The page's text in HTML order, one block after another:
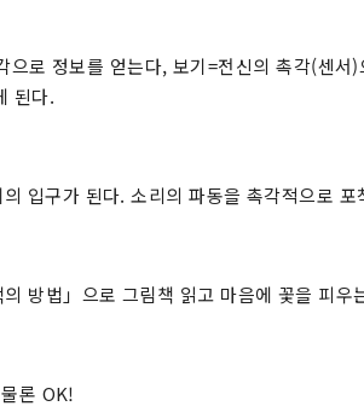
으로 정보를 얻는다, 보기=전신의 촉각(센서
된다.
입구가 된다. 소리의 파동을 촉각적으로 포
방법」으로 그림책 읽고 마음에 꽃을 피우
론 OK!